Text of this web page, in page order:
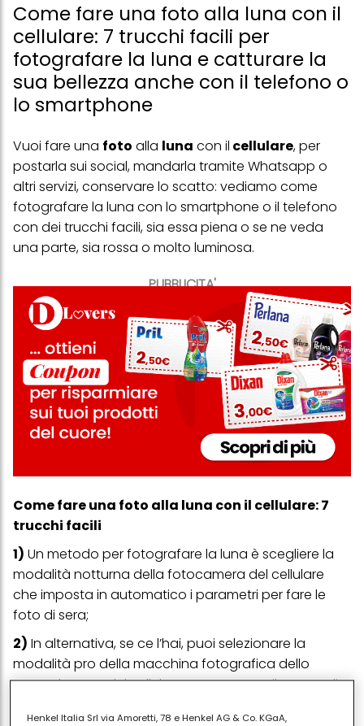
Come fare una foto alla luna con il
cellulare: 7 trucchi facili per
fotografare la luna e catturare la
sua bellezza anche con il telefono o
lo smartphone
PUBBLICITA'
Vuoi fare una foto alla luna con il cellulare, per
postarla sui social, mandarla tramite Whatsapp o
altri servizi, conservare lo scatto: vediamo come
fotografare la luna con lo smartphone o il telefono
con dei trucchi facili, sia essa piena o se ne veda
una parte, sia rossa o molto luminosa.
Come fare una foto alla luna con il cellulare: 7
trucchi facili
1) Un metodo per fotografare la luna è scegliere la
modalità notturna della fotocamera del cellulare
che imposta in automatico i parametri per fare le
foto di sera;
2) In alternativa, se ce l’hai, puoi selezionare la
modalità pro della macchina fotografica dello
smartphone o del cellulare e aumentare il tempo di
Henkel Italia Srl via Amoretti, 78 e Henkel AG & Co. KGaA,